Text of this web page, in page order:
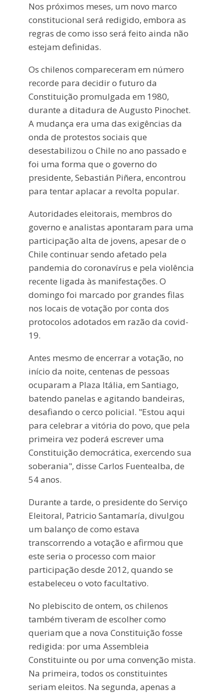
Nos próximos meses, um novo marco
constitucional será redigido, embora as
regras de como isso será feito ainda não
estejam definidas.
Os chilenos compareceram em número
recorde para decidir o futuro da
Constituição promulgada em 1980,
durante a ditadura de Augusto Pinochet.
A mudança era uma das exigências da
onda de protestos sociais que
desestabilizou o Chile no ano passado e
foi uma forma que o governo do
presidente, Sebastián Piñera, encontrou
para tentar aplacar a revolta popular.
Autoridades eleitorais, membros do
governo e analistas apontaram para uma
participação alta de jovens, apesar de o
Chile continuar sendo afetado pela
pandemia do coronavírus e pela violência
recente ligada às manifestações. O
domingo foi marcado por grandes filas
nos locais de votação por conta dos
protocolos adotados em razão da covid-
19.
Antes mesmo de encerrar a votação, no
início da noite, centenas de pessoas
ocuparam a Plaza Itália, em Santiago,
batendo panelas e agitando bandeiras,
desafiando o cerco policial. "Estou aqui
para celebrar a vitória do povo, que pela
primeira vez poderá escrever uma
Constituição democrática, exercendo sua
soberania", disse Carlos Fuentealba, de
54 anos.
Durante a tarde, o presidente do Serviço
Eleitoral, Patricio Santamaría, divulgou
um balanço de como estava
transcorrendo a votação e afirmou que
este seria o processo com maior
participação desde 2012, quando se
estabeleceu o voto facultativo.
No plebiscito de ontem, os chilenos
também tiveram de escolher como
queriam que a nova Constituição fosse
redigida: por uma Assembleia
Constituinte ou por uma convenção mista.
Na primeira, todos os constituintes
seriam eleitos. Na segunda, apenas a